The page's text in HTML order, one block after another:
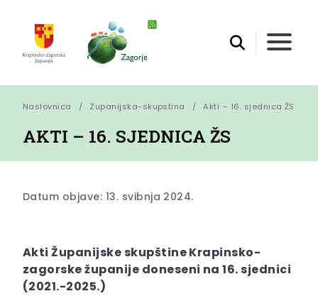
Naslovnica Zupanijska-skupstina Akti – 16. sjednica ŽS
AKTI – 16. SJEDNICA ŽS
Datum objave: 13. svibnja 2024.
Akti Županijske skupštine Krapinsko-
zagorske županije doneseni na 16. sjednici
(2021.-2025.)